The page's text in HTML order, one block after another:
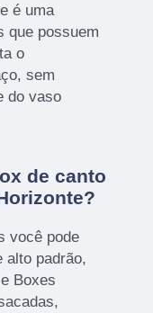
é uma
que possuem
o
sem
do vaso
de canto
você pode
alto padrão,
Boxes